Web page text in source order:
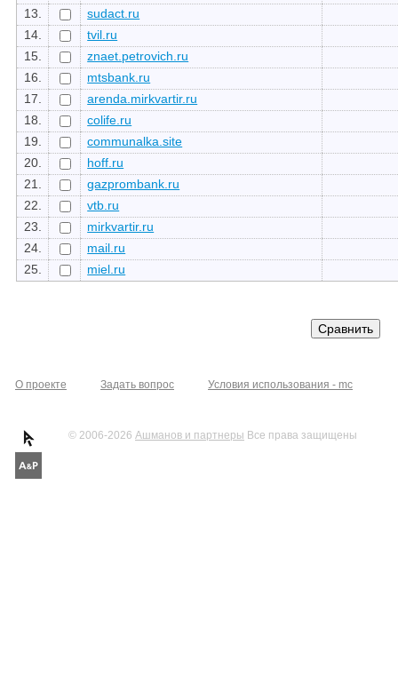
13.
sudact.ru
14.
tvil.ru
15.
znaet.petrovich.ru
16.
mtsbank.ru
17.
arenda.mirkvartir.ru
18.
colife.ru
19.
communalka.site
20.
hoff.ru
21.
gazprombank.ru
22.
vtb.ru
23.
mirkvartir.ru
24.
mail.ru
25.
miel.ru
О проекте Задать вопрос Условия использования - mc
© 2006-2026 Ашманов и партнеры Все права защищены